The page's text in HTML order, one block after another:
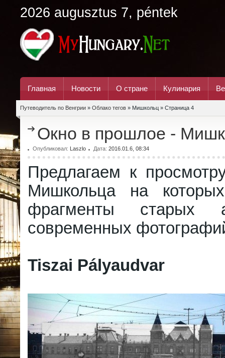
2026 augusztus 7, péntek
Главная Новости О стране Кулинария
Путеводитель по Венгрии » Облако тегов » Мишкольц » Страница 4
Окно в прошлое -
Опубликовал: Laszlo Дата: 2016.01.6, 08:34
Предлагаем к
Мишкольца на
фрагменты старых
современных
Tiszai Pályaudvar